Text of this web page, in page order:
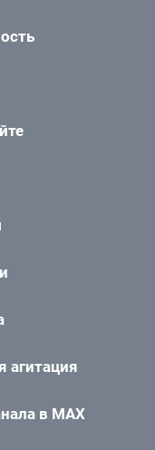
агитация
в MAX